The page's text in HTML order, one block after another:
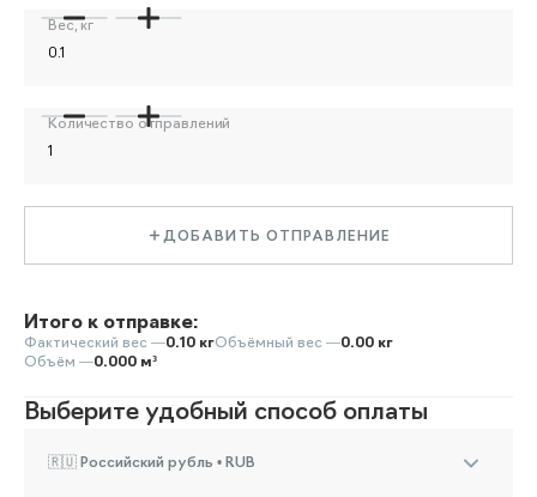
Вес, кг
Количество отправлений
ДОБАВИТЬ ОТПРАВЛЕНИЕ
Итого к отправке:
Фактический вес —0.10 кгОбъёмный вес —0.00 кг
Объём —0.000 м³
Выберите удобный способ оплаты
🇷🇺 Российский рубль • RUB